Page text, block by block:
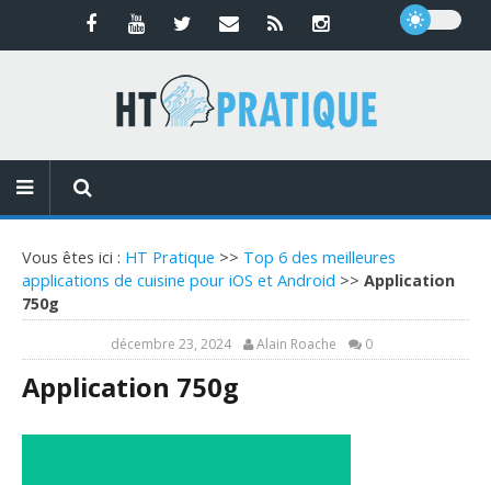
Vous êtes ici : HT Pratique >> Top 6 des meilleures
applications de cuisine pour iOS et Android >> Application
750g
décembre 23, 2024 Alain Roache 0
Application 750g